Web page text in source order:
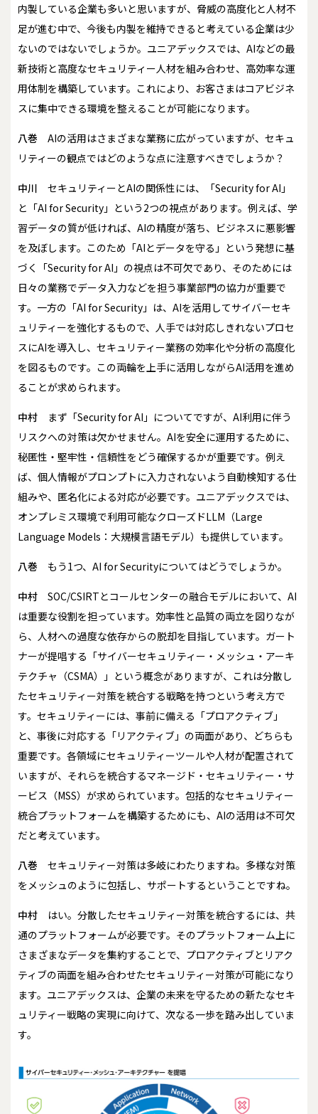
内製している企業も多いと思いますが、脅威の高度化と人材不
足が進む中で、今後も内製を維持できると考えている企業は少
ないのではないでしょうか。ユニアデックスでは、AIなどの最
新技術と高度なセキュリティー人材を組み合わせ、高効率な運
用体制を構築しています。これにより、お客さまはコアビジネ
スに集中できる環境を整えることが可能になります。
八巻
AIの活用はさまざまな業務に広がっていますが、セキュ
リティーの観点ではどのような点に注意すべきでしょうか？
中川
セキュリティーとAIの関係性には、「Security for AI」
と「AI for Security」という2つの視点があります。例えば、学
習データの質が低ければ、AIの精度が落ち、ビジネスに悪影響
を及ぼします。このため「AIとデータを守る」という発想に基
づく「Security for AI」の視点は不可欠であり、そのためには
日々の業務でデータ入力などを担う事業部門の協力が重要で
す。一方の「AI for Security」は、AIを活用してサイバーセキ
ュリティーを強化するもので、人手では対応しきれないプロセ
スにAIを導入し、セキュリティー業務の効率化や分析の高度化
を図るものです。この両輪を上手に活用しながらAI活用を進め
ることが求められます。
中村
まず「Security for AI」についてですが、AI利用に伴う
リスクへの対策は欠かせません。AIを安全に運用するために、
秘匿性・堅牢性・信頼性をどう確保するかが重要です。例え
ば、個人情報がプロンプトに入力されないよう自動検知する仕
組みや、匿名化による対応が必要です。ユニアデックスでは、
オンプレミス環境で利用可能なクローズドLLM（Large
Language Models：大規模言語モデル）も提供しています。
八巻 もう1つ、AI for Securityについてはどうでしょうか。
中村
SOC/CSIRTとコールセンターの融合モデルにおいて、AI
は重要な役割を担っています。効率性と品質の両立を図りなが
ら、人材への過度な依存からの脱却を目指しています。ガート
ナーが提唱する「サイバーセキュリティー・メッシュ・アーキ
テクチャ（CSMA）」という概念がありますが、これは分散し
たセキュリティー対策を統合する戦略を持つという考え方で
す。セキュリティーには、事前に備える「プロアクティブ」
と、事後に対応する「リアクティブ」の両面があり、どちらも
重要です。各領域にセキュリティーツールや人材が配置されて
いますが、それらを統合するマネージド・セキュリティー・サ
ービス（MSS）が求められています。包括的なセキュリティー
統合プラットフォームを構築するためにも、AIの活用は不可欠
だと考えています。
八巻
セキュリティー対策は多岐にわたりますね。多様な対策
をメッシュのように包括し、サポートするということですね。
中村
はい。分散したセキュリティー対策を統合するには、共
通のプラットフォームが必要です。そのプラットフォーム上に
さまざまなデータを集約することで、プロアクティブとリアク
ティブの両面を組み合わせたセキュリティー対策が可能になり
ます。ユニアデックスは、企業の未来を守るための新たなセキ
ュリティー戦略の実現に向けて、次なる一歩を踏み出していま
す。